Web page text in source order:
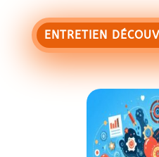
ENTRETIEN